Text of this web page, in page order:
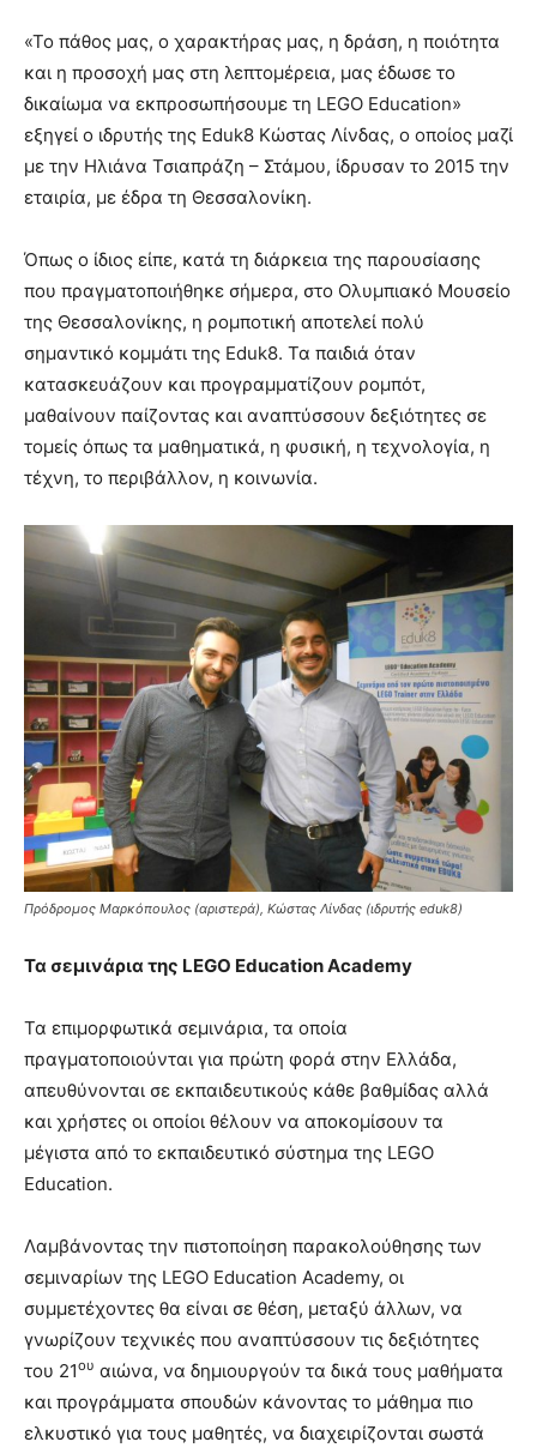
«Το πάθος μας, ο χαρακτήρας μας, η δράση, η ποιότητα
και η προσοχή μας στη λεπτομέρεια, μας έδωσε το
δικαίωμα να εκπροσωπήσουμε τη LEGO Education»
εξηγεί ο ιδρυτής της Eduk8 Κώστας Λίνδας, ο οποίος μαζί
με την Ηλιάνα Τσιαπράζη – Στάμου, ίδρυσαν το 2015 την
εταιρία, με έδρα τη Θεσσαλονίκη.
Όπως ο ίδιος είπε, κατά τη διάρκεια της παρουσίασης
που πραγματοποιήθηκε σήμερα, στο Ολυμπιακό Μουσείο
της Θεσσαλονίκης, η ρομποτική αποτελεί πολύ
σημαντικό κομμάτι της Eduk8. Τα παιδιά όταν
κατασκευάζουν και προγραμματίζουν ρομπότ,
μαθαίνουν παίζοντας και αναπτύσσουν δεξιότητες σε
τομείς όπως τα μαθηματικά, η φυσική, η τεχνολογία, η
τέχνη, το περιβάλλον, η κοινωνία.
Πρόδρομος Μαρκόπουλος (αριστερά), Κώστας Λίνδας (ιδρυτής eduk8)
Τα σεμινάρια της LEGO Education Academy
Τα επιμορφωτικά σεμινάρια, τα οποία
πραγματοποιούνται για πρώτη φορά στην Ελλάδα,
απευθύνονται σε εκπαιδευτικούς κάθε βαθμίδας αλλά
και χρήστες οι οποίοι θέλουν να αποκομίσουν τα
μέγιστα από το εκπαιδευτικό σύστημα της LEGO
Education.
Λαμβάνοντας την πιστοποίηση παρακολούθησης των
σεμιναρίων της LEGO Education Academy, οι
συμμετέχοντες θα είναι σε θέση, μεταξύ άλλων, να
γνωρίζουν τεχνικές που αναπτύσσουν τις δεξιότητες
του 21ου αιώνα, να δημιουργούν τα δικά τους μαθήματα
και προγράμματα σπουδών κάνοντας το μάθημα πιο
ελκυστικό για τους μαθητές, να διαχειρίζονται σωστά